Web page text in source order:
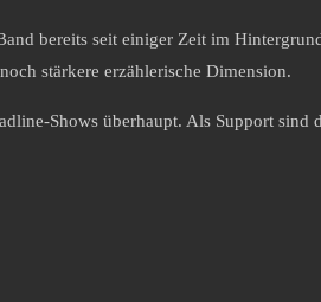
bereits seit einiger Zeit im
stärkere erzählerische Dimension.
Shows überhaupt. Als Support sind